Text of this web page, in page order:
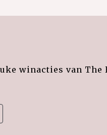
winacties van The